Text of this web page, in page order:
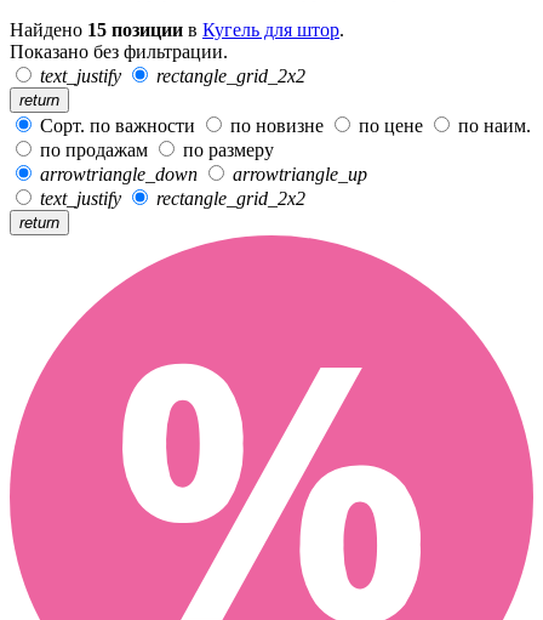
Найдено 15 позиции в Кугель для штор.
Показано без фильтрации.
text_justify
rectangle_grid_2x2
return
Сорт. по важности по новизне по цене
по наим.
по продажам
по размеру
arrowtriangle_down
arrowtriangle_up
text_justify
rectangle_grid_2x2
return